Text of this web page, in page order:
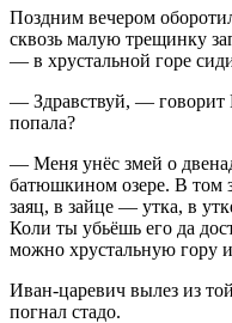
Поздним вечером
сквозь малую трещинку
— в хрустальной горе
— Здравствуй, —
попала?
— Меня унёс змей о
батюшкином озере. В том
заяц, в зайце — утка, в
Коли ты убьёшь его да
можно хрустальную гору
Иван-царевич вылез из
погнал стадо.